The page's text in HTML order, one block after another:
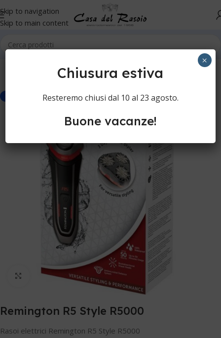
Skip to navigation
Skip to main content
Clicca per ingrandire
Remington R5 Style R5000
Rasoi elettrici Remington R5 Style R5000
Chiusura estiva
Resteremo chiusi dal 10 al 23 agosto.
Buone vacanze!
×